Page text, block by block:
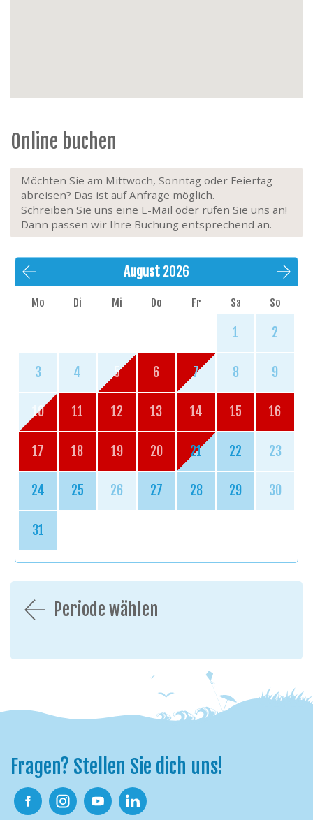
Online buchen
Möchten Sie am Mittwoch, Sonntag oder Feiertag
abreisen? Das ist auf Anfrage möglich.
Schreiben Sie uns eine E-Mail oder rufen Sie uns an!
Dann passen wir Ihre Buchung entsprechend an.
August 2026
Mo Di Mi Do Fr Sa So
1 2
3 4 5 6 7 8 9
10 11 12 13 14 15 16
17 18 19 20 21 22 23
24 25 26 27 28 29 30
31
Periode wählen
Fragen? Stellen Sie dich uns!